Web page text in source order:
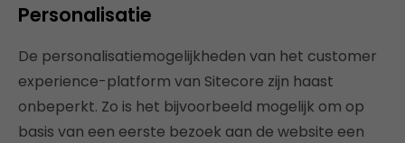
Personalisatie
De personalisatiemogelijkheden van het customer
experience-platform van Sitecore zijn haast
onbeperkt. Zo is het bijvoorbeeld mogelijk om op
basis van een eerste bezoek aan de website een